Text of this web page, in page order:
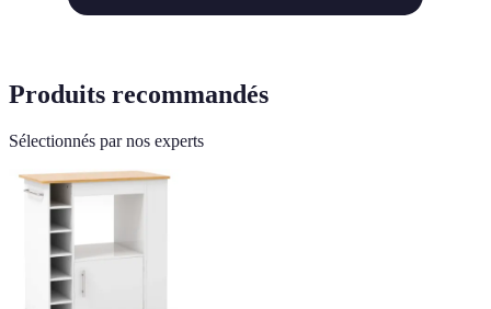
Produits recommandés
Sélectionnés par nos experts